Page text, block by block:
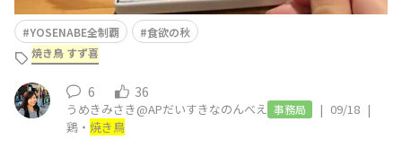
YOSENABE全制覇
食欲の秋
焼き鳥 すず喜
6 36
うめきみさき@APだいすきなのんべえ 事務局 | 09/18 |
鶏・ 焼き鳥